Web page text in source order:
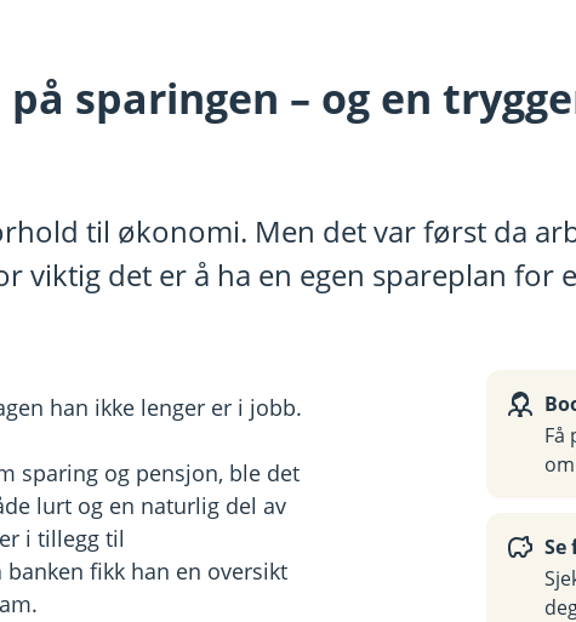
sparingen – og en
til økonomi. Men det var først da
viktig det er å ha en egen spareplan for
han ikke lenger er i jobb.
sparing og pensjon, ble det
lurt og en naturlig del av
i tillegg til
fikk han en oversikt
Få
Se